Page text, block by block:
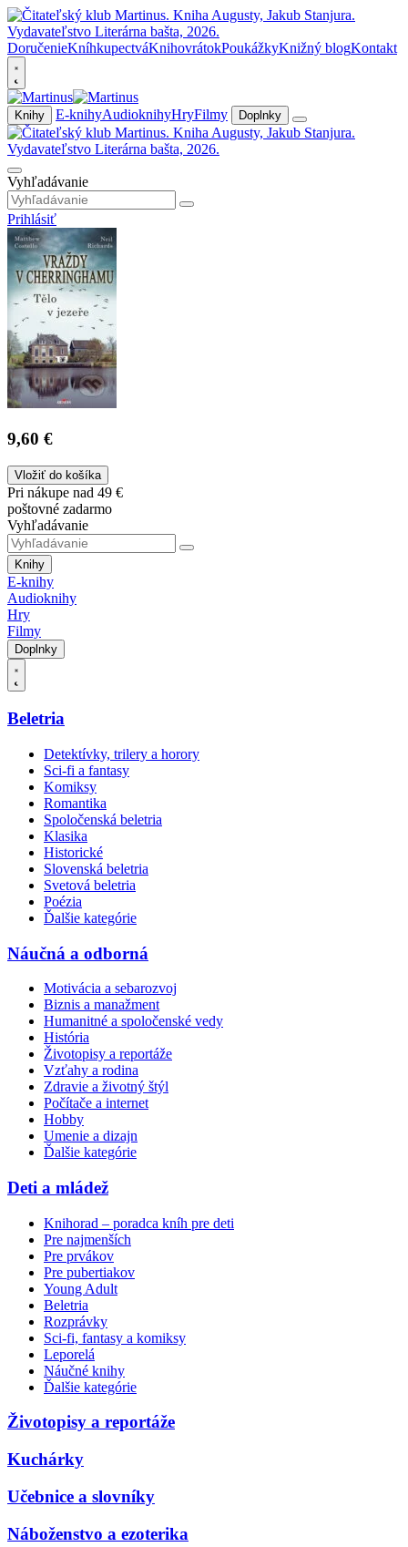
DoručenieKníhkupectváKnihovrátokPoukážkyKnižný blogKontakt
Knihy E-knihyAudioknihyHryFilmy Doplnky
Vyhľadávanie
Prihlásiť
9,60 €
Vložiť do košíka
Pri nákupe nad 49 €
poštovné zadarmo
Vyhľadávanie
Knihy
E-knihy
Audioknihy
Hry
Filmy
Doplnky
Beletria
Detektívky, trilery a horory
Sci-fi a fantasy
Komiksy
Romantika
Spoločenská beletria
Klasika
Historické
Slovenská beletria
Svetová beletria
Poézia
Ďalšie kategórie
Náučná a odborná
Motivácia a sebarozvoj
Biznis a manažment
Humanitné a spoločenské vedy
História
Životopisy a reportáže
Vzťahy a rodina
Zdravie a životný štýl
Počítače a internet
Hobby
Umenie a dizajn
Ďalšie kategórie
Deti a mládež
Knihorad – poradca kníh pre deti
Pre najmenších
Pre prvákov
Pre pubertiakov
Young Adult
Beletria
Rozprávky
Sci-fi, fantasy a komiksy
Leporelá
Náučné knihy
Ďalšie kategórie
Životopisy a reportáže
Kuchárky
Učebnice a slovníky
Náboženstvo a ezoterika